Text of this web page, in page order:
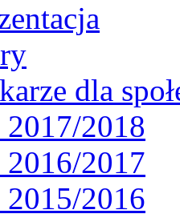
dla
2017/2018
2016/2017
2015/2016